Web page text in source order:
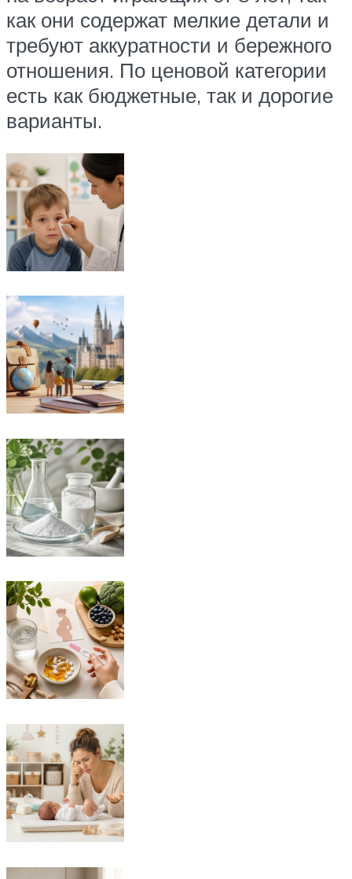
как они содержат мелкие детали и
требуют аккуратности и бережного
отношения. По ценовой категории
есть как бюджетные, так и дорогие
варианты.